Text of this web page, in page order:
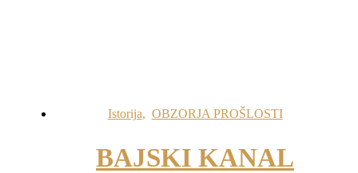
Istorija, OBZORJA PROŠLOSTI
BAJSKI KANAL